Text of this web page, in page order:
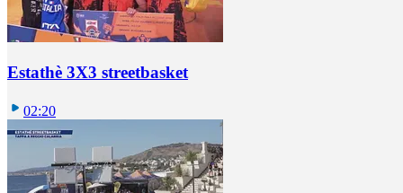
Estathè 3X3 streetbasket
02:20